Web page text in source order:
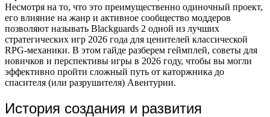
Несмотря на то, что это преимущественно одиночный проект,
его влияние на жанр и активное сообщество моддеров
позволяют называть Blackguards 2 одной из лучших
стратегических игр 2026 года для ценителей классической
RPG-механики. В этом гайде разберем геймплей, советы для
новичков и перспективы игры в 2026 году, чтобы вы могли
эффективно пройти сложный путь от каторжника до
спасителя (или разрушителя) Авентурии.
История создания и развития